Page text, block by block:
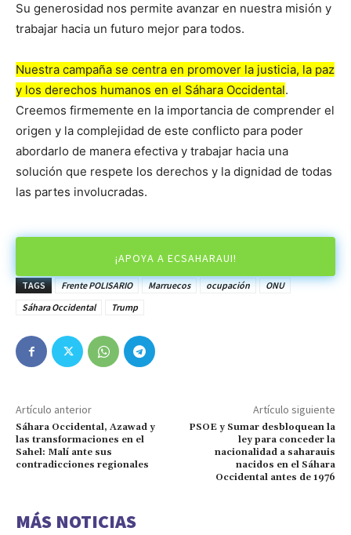
Su generosidad nos permite avanzar en nuestra misión y
trabajar hacia un futuro mejor para todos.
Nuestra campaña se centra en promover la justicia, la paz
y los derechos humanos en el Sáhara Occidental.
Creemos firmemente en la importancia de comprender el
origen y la complejidad de este conflicto para poder
abordarlo de manera efectiva y trabajar hacia una
solución que respete los derechos y la dignidad de todas
las partes involucradas.
¡APOYA A ECSAHARAUI!
TAGS Frente POLISARIO Marruecos ocupación
ONU
Sáhara Occidental
Trump
Artículo anterior
Sáhara Occidental, Azawad y
las transformaciones en el
Sahel: Malí ante sus
contradicciones regionales
Artículo siguiente
PSOE y Sumar desbloquean la
ley para conceder la
nacionalidad a saharauis
nacidos en el Sáhara
Occidental antes de 1976
MÁS NOTICIAS